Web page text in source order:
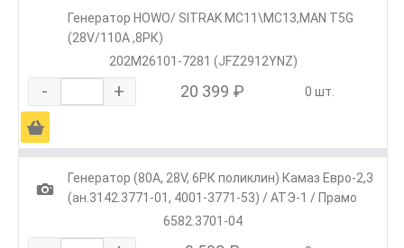
Генератор HOWO/ SITRAK МС11\МС13,MAN T5G
(28V/110А ,8РК)
202М26101-7281 (JFZ2912YNZ)
- + 20 399 ₽ 0 шт.
Ä
1
Генератор (80А, 28V, 6РК поликлин) Камаз Евро-2,3
(ан.3142.3771-01, 4001-3771-53) / АТЭ-1 / Прамо
6582.3701-04